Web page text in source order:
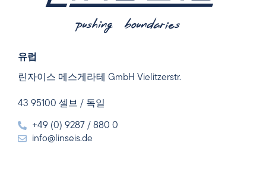
유럽
린자이스 메스게라테 GmbH Vielitzerstr.
43 95100 셀브 / 독일
+49 (0) 9287 / 880 0
info@linseis.de